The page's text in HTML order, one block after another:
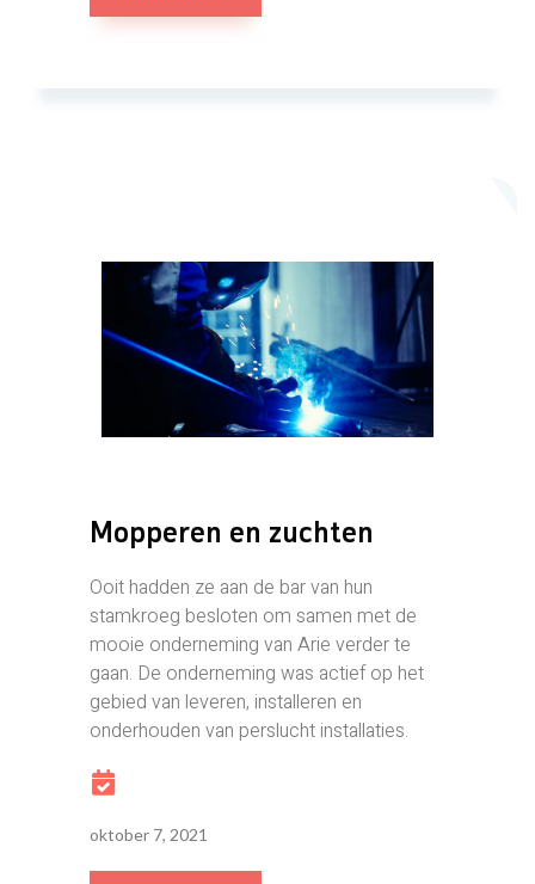
Mopperen en zuchten
Ooit hadden ze aan de bar van hun
stamkroeg besloten om samen met de
mooie onderneming van Arie verder te
gaan. De onderneming was actief op het
gebied van leveren, installeren en
onderhouden van perslucht installaties.
oktober 7, 2021